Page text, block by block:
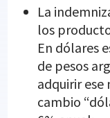
La
los
En dólares
de pesos
adquirir
cambio